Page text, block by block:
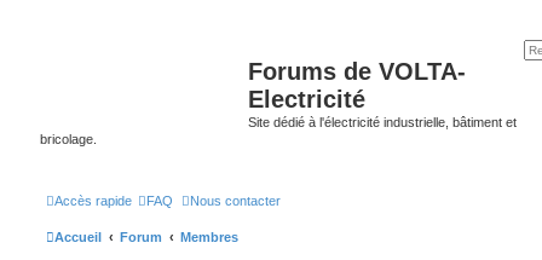
Forums de VOLTA-
Electricité
Site dédié à l'électricité industrielle, bâtiment et
bricolage.
Accès rapide FAQ Nous contacter
Accueil Forum Membres